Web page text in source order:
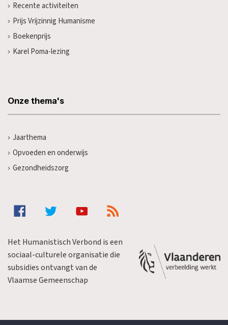
Recente activiteiten
Prijs Vrijzinnig Humanisme
Boekenprijs
Karel Poma-lezing
Onze thema's
Jaarthema
Opvoeden en onderwijs
Gezondheidszorg
Het Humanistisch Verbond is een
sociaal-culturele organisatie die
subsidies ontvangt van de
Vlaamse Gemeenschap